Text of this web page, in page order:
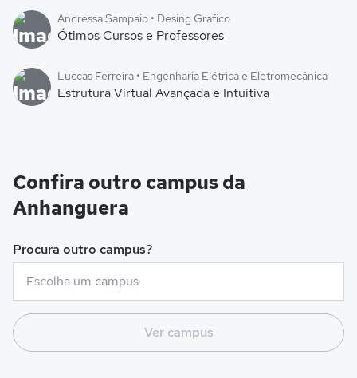
Andressa Sampaio • Desing Grafico
Ótimos Cursos e Professores
Luccas Ferreira • Engenharia Elétrica e Eletromecânica
Estrutura Virtual Avançada e Intuitiva
Confira outro campus da
Anhanguera
Procura outro campus?
Ver campus